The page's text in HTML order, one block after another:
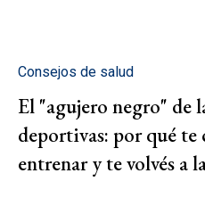
Consejos de salud
El "agujero negro" de
deportivas: por qué te
entrenar y te volvés a